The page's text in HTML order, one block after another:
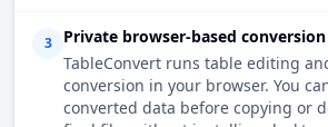
3
Private browser-based conversion
TableConvert runs table editing
conversion in your browser. You
converted data before copying or